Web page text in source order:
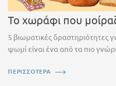
Το χωράφι που
5 βιωματικές δραστηριότητες
ψωμί είναι ένα από τα πιο
ΠΕΡΙΣΣΟΤΕΡΑ